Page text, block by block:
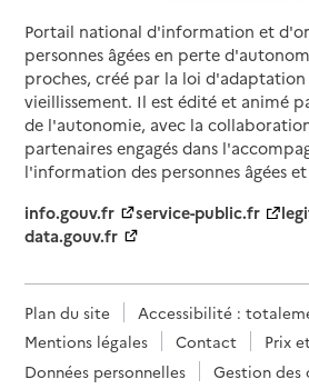
Portail national d'information et
personnes âgées en perte
proches, créé par la loi d'adaptation
vieillissement. Il est édité et animé
de l'autonomie, avec la
partenaires engagés dans
l'information des personnes âgées
info.gouv.fr
service-public.fr
data.gouv.fr
Plan du site
Accessibilité :
Mentions légales
Contact
Prix
Données personnelles
Gestion des